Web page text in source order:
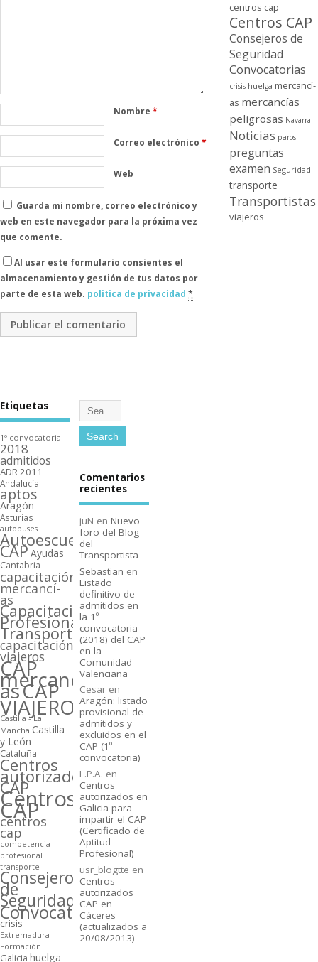
Nombre*
Correo electrónico*
Web
Guarda mi nombre, correo electrónico y
web en este navegador para la próxima vez
que comente.
Al usar este formulario consientes el
almacenamiento y gestión de tus datos por
parte de esta web. politica de privacidad *
centros cap
Centros CAP
Consejeros de
Seguridad
Convocatorias
crisis huelga mercancí­
as mercancí­as
peligrosas Navarra
Noticias paros
preguntas
examen Seguridad
transporte
Transportistas
viajeros
Etiquetas
1º convocatoria
2018
admitidos
ADR 2011
Andalucí­a
aptos
Aragón
Asturias
autobuses
Autoescuelas
CAPAyudas
Cantabria
capacitación
mercancí­
as
Capacitación
Profesional
Transporte
capacitación
viajeros
CAP
mercancí­
asCAP
VIAJEROS
Castilla - La
Mancha Castilla
y León
Cataluña
Centros
autorizados
CAP
Centros
CAP
centros
cap
competencia
profesional
transporte
Consejeros
de
Seguridad
Convocatorias
crisis
Extremadura
Formación
Galicia huelga
Comentarios
recientes
juN en Nuevo
foro del Blog
del
Transportista
Sebastian en
Listado
definitivo de
admitidos en
la 1º
convocatoria
(2018) del CAP
en la
Comunidad
Valenciana
Cesaren
Aragón: listado
provisional de
admitidos y
excluidos en el
CAP (1º
convocatoria)
L.P.A. en
Centros
autorizados en
Galicia para
impartir el CAP
(Certificado de
Aptitud
Profesional)
usr_blogtte en
Centros
autorizados
CAP en
Cáceres
(actualizados a
20/08/2013)